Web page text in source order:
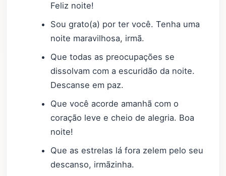
Feliz noite!
Sou grato(a) por ter você. Tenha uma
noite maravilhosa, irmã.
Que todas as preocupações se
dissolvam com a escuridão da noite.
Descanse em paz.
Que você acorde amanhã com o
coração leve e cheio de alegria. Boa
noite!
Que as estrelas lá fora zelem pelo seu
descanso, irmãzinha.